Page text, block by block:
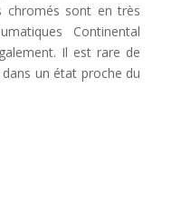
chromés sont en très
Continental
Il est rare de
un état proche du